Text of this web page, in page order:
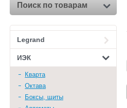
Поиск по товарам
Legrand
ИЭК
Кварта
Октава
Боксы, щиты